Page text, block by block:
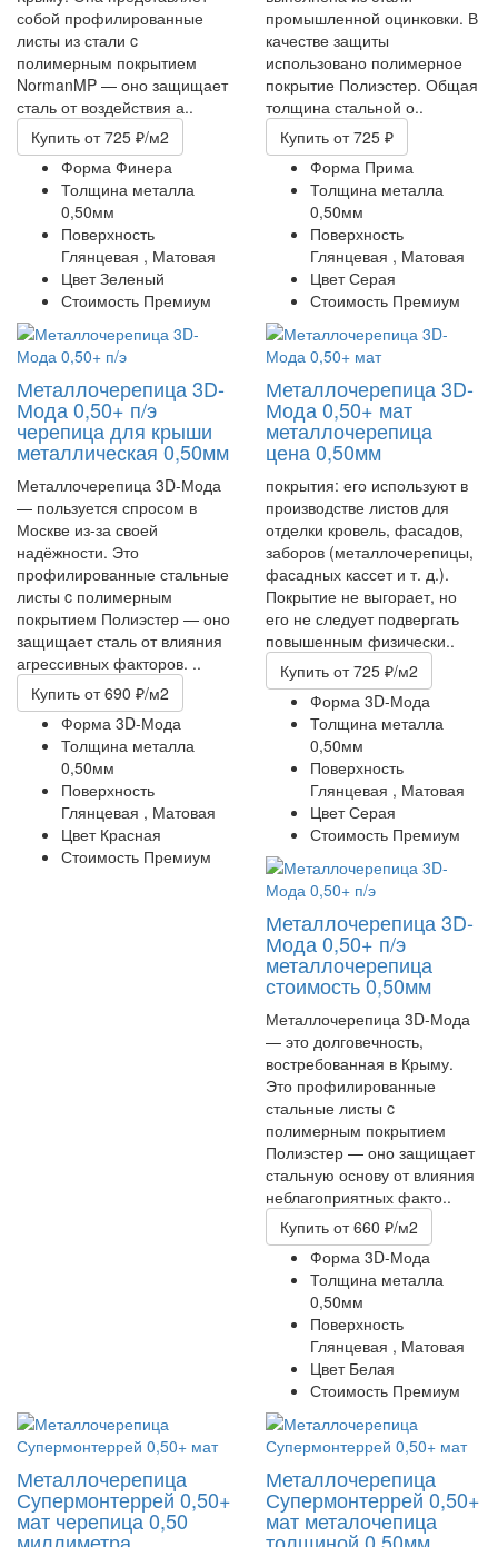
собой профилированные
листы из стали c
полимерным покрытием
NormanMP — оно защищает
сталь от воздействия а..
Купить от 725 ₽/м2
Форма Финера
Толщина металла
0,50мм
Поверхность
Глянцевая , Матовая
Цвет Зеленый
Стоимость Премиум
промышленной оцинковки. В
качестве защиты
использовано полимерное
покрытие Полиэстер. Общая
толщина стальной о..
Купить от 725 ₽
Форма Прима
Толщина металла
0,50мм
Поверхность
Глянцевая , Матовая
Цвет Серая
Стоимость Премиум
Металлочерепица 3D-
Мода 0,50+ п/э
черепица для крыши
металлическая 0,50мм
Металлочерепица 3D-Мода
— пользуется спросом в
Москве из-за своей
надёжности. Это
профилированные стальные
листы c полимерным
покрытием Полиэстер — оно
защищает сталь от влияния
агрессивных факторов. ..
Купить от 690 ₽/м2
Форма 3D-Мода
Толщина металла
0,50мм
Поверхность
Глянцевая , Матовая
Цвет Красная
Стоимость Премиум
Металлочерепица 3D-
Мода 0,50+ мат
металлочерепица
цена 0,50мм
покрытия: его используют в
производстве листов для
отделки кровель, фасадов,
заборов (металлочерепицы,
фасадных кассет и т. д.).
Покрытие не выгорает, но
его не следует подвергать
повышенным физически..
Купить от 725 ₽/м2
Форма 3D-Мода
Толщина металла
0,50мм
Поверхность
Глянцевая , Матовая
Цвет Серая
Стоимость Премиум
Металлочерепица 3D-
Мода 0,50+ п/э
металлочерепица
стоимость 0,50мм
Металлочерепица 3D-Мода
— это долговечность,
востребованная в Крыму.
Это профилированные
стальные листы c
полимерным покрытием
Полиэстер — оно защищает
стальную основу от влияния
неблагоприятных факто..
Купить от 660 ₽/м2
Форма 3D-Мода
Толщина металла
0,50мм
Поверхность
Глянцевая , Матовая
Цвет Белая
Стоимость Премиум
Металлочерепица
Супермонтеррей 0,50+
мат черепица 0,50
Металлочерепица
Супермонтеррей 0,50+
мат металочепица